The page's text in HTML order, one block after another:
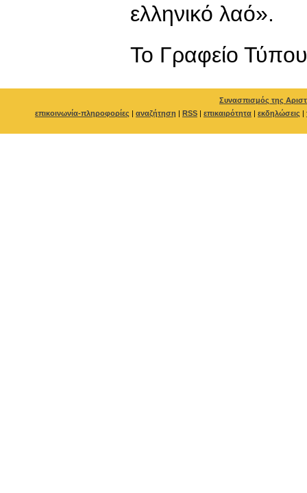
ελληνικό λαό».
To Γραφείο Τύπου
Συνασπισμός της
επικοινωνία-πληροφορίες | αναζήτηση | RSS | επικαιρότητα | εκδηλώσεις |